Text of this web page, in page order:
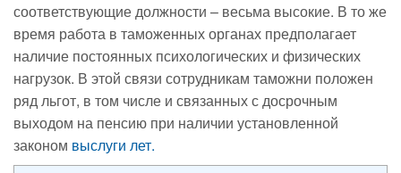
соответствующие должности – весьма высокие. В то же
время работа в таможенных органах предполагает
наличие постоянных психологических и физических
нагрузок. В этой связи сотрудникам таможни положен
ряд льгот, в том числе и связанных с досрочным
выходом на пенсию при наличии установленной
законом выслуги лет.